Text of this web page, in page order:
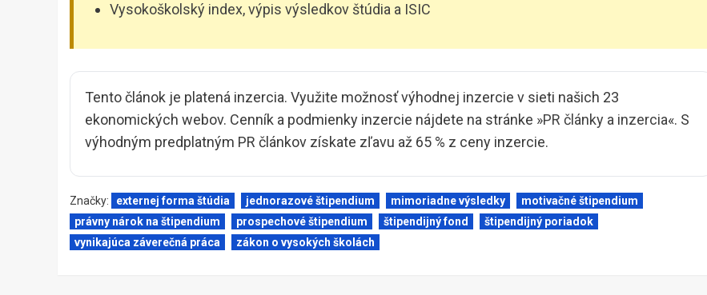
Vysokoškolský index, výpis výsledkov štúdia a ISIC
Tento článok je platená inzercia. Využite možnosť výhodnej inzercie v sieti našich 23
ekonomických webov. Cenník a podmienky inzercie nájdete na stránke »PR články a inzercia«. S
výhodným predplatným PR článkov získate zľavu až 65 % z ceny inzercie.
Značky: externej forma štúdia jednorazové štipendium mimoriadne výsledky
motivačné štipendium
právny nárok na štipendium
prospechové štipendium štipendijný fond
štipendijný poriadok
vynikajúca záverečná práca
zákon o vysokých školách